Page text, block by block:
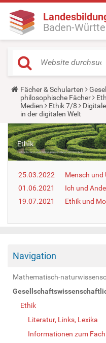
Baden-
Y
o
u
a
r
e
h
e
r
e
Fächer & Schularten
philosophische Fächer
Medien
Ethik 7/8
in der digitalen Welt
25.03.2022
Mensch und
01.06.2021
Ich und
19.07.2021
Ethik und
Navigation
Mathematisch-
Ethik
Literatur, Links, Lexika
Informationen zum Fach